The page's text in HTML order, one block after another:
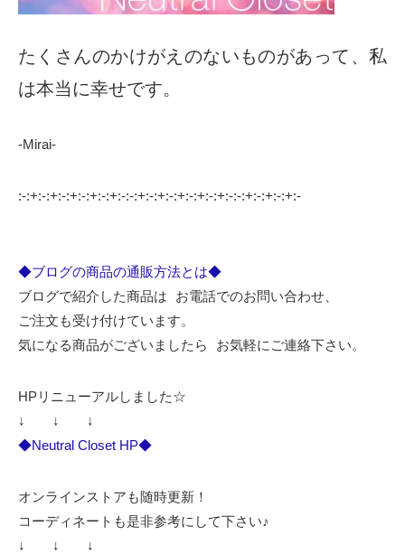
たくさんのかけがえのないものがあって、私
は本当に幸せです。
-Mirai-
:-:+:-:+:-:+:-:+:-:+:-:-:+:-:+:-:+:-:+:-:+:-:-:+:-:+:-:+:-
◆ブログの商品の通販方法とは◆
ブログで紹介した商品は お電話でのお問い合わせ、
ご注文も受け付けています。
気になる商品がございましたら お気軽にご連絡下さい。
HPリニューアルしました☆
↓ ↓ ↓
◆Neutral Closet HP◆
オンラインストアも随時更新！
コーディネートも是非参考にして下さい♪
↓ ↓ ↓